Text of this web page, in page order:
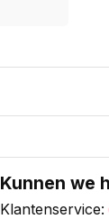
Kunnen we
Klantenservice: